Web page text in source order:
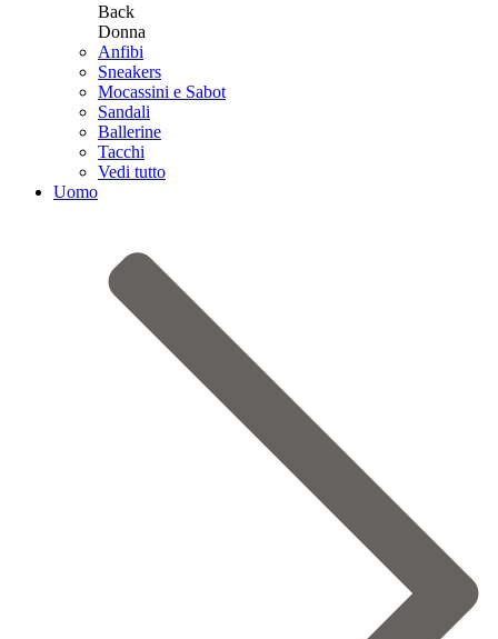
Back
Donna
Anfibi
Sneakers
Mocassini e Sabot
Sandali
Ballerine
Tacchi
Vedi tutto
Uomo